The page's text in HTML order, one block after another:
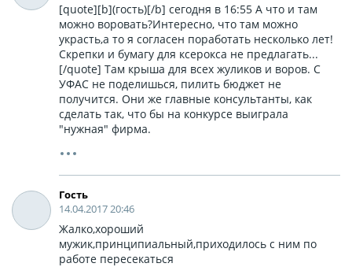
[quote][b](гость)[/b] сегодня в 16:55 А что и там
можно воровать?Интересно, что там можно
украсть,а то я согласен поработать несколько лет!
Скрепки и бумагу для ксерокса не предлагать...
[/quote] Там крыша для всех жуликов и воров. С
УФАС не поделишься, пилить бюджет не
получится. Они же главные консультанты, как
сделать так, что бы на конкурсе выиграла
"нужная" фирма.
Гость
14.04.2017 20:46
Жалко,хороший
мужик,принципиальный,приходилось с ним по
работе пересекаться